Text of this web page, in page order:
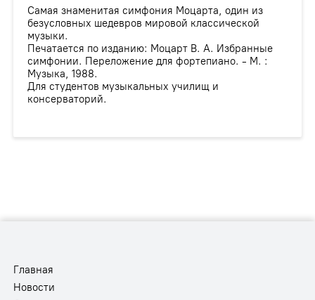
Самая знаменитая симфония Моцарта, один из
безусловных шедевров мировой классической
музыки.
Печатается по изданию: Моцарт В. А. Избранные
симфонии. Переложение для фортепиано. - М. :
Музыка, 1988.
Для студентов музыкальных училищ и
консерваторий.
Главная
Новости